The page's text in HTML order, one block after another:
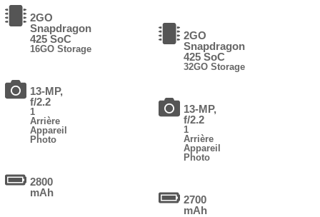
2GO
Snapdragon
425 SoC
16GO Storage
13-MP,
f/2.2
1
Arrière
Appareil
Photo
2800
mAh
2GO
Snapdragon
425 SoC
32GO Storage
13-MP,
f/2.2
1
Arrière
Appareil
Photo
2700
mAh